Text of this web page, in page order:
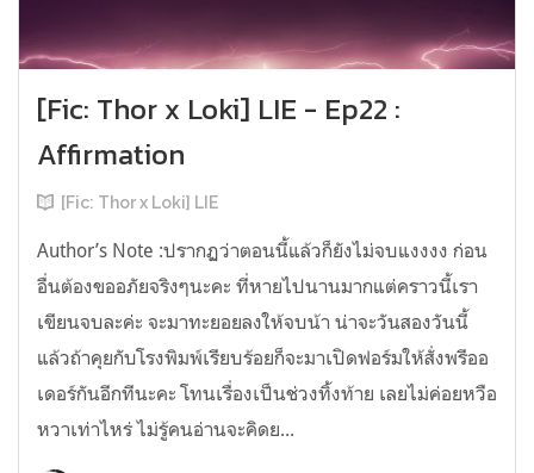
[Fic: Thor x Loki] LIE - Ep22 :
Affirmation
[Fic: Thor x Loki] LIE
Author’s Note :ปรากฏว่าตอนนี้แล้วก็ยังไม่จบแงงงง ก่อน
อื่นต้องขออภัยจริงๆนะคะ ที่หายไปนานมากแต่คราวนี้เรา
เขียนจบละค่ะ จะมาทะยอยลงให้จบน้า น่าจะวันสองวันนี้
แล้วถ้าคุยกับโรงพิมพ์เรียบร้อยก็จะมาเปิดฟอร์มให้สั่งพรีออ
เดอร์กันอีกทีนะคะ โทนเรื่องเป็นช่วงทิ้งท้าย เลยไม่ค่อยหวือ
หวาเท่าไหร่ ไม่รู้คนอ่านจะคิดย...